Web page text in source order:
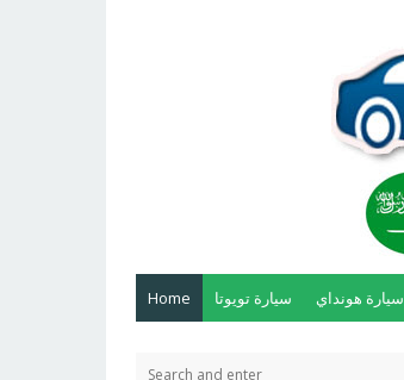
Home سيارة تويوتا سيارة هونداي